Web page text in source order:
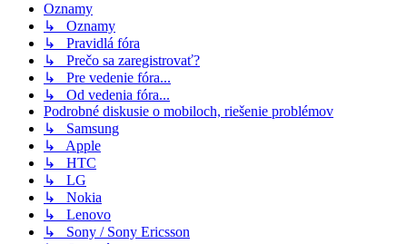
Oznamy
↳ Oznamy
↳ Pravidlá fóra
↳ Prečo sa zaregistrovať?
↳ Pre vedenie fóra...
↳ Od vedenia fóra...
Podrobné diskusie o mobiloch, riešenie problémov
↳ Samsung
↳ Apple
↳ HTC
↳ LG
↳ Nokia
↳ Lenovo
↳ Sony / Sony Ericsson